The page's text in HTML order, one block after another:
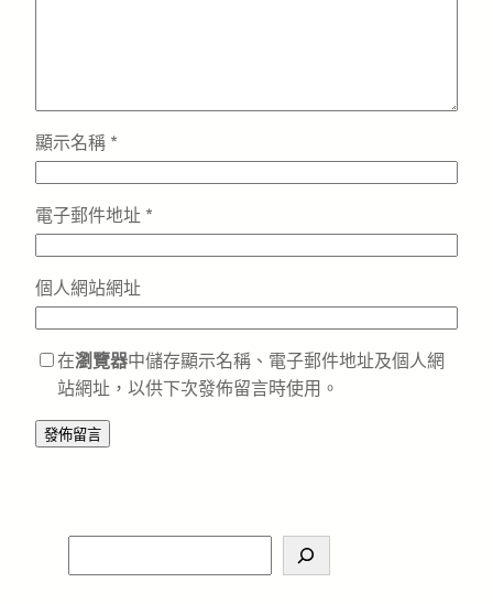
顯示名稱 *
電子郵件地址 *
個人網站網址
在瀏覽器中儲存顯示名稱、電子郵件地址及個人網
站網址，以供下次發佈留言時使用。
e